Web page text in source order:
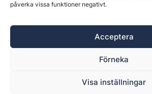
påverka vissa funktioner negativt.
Acceptera
Förneka
Visa inställningar
Östernäsvägen 1, 827 32 Ljusdal,
Ansvarig utgivare: Henrik Ekberg.
webbplats är upphovsrättsligt skyddat.
Byggvärlden är en del av
Policy för datahantering, integritet